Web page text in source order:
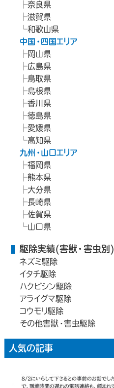
奈良県
滋賀県
和歌山県
中国・四国エリア
岡山県
広島県
鳥取県
島根県
香川県
徳島県
愛媛県
高知県
九州・山口エリア
福岡県
熊本県
大分県
長崎県
佐賀県
山口県
駆除実績(害獣・害虫別)
ネズミ駆除
イタチ駆除
ハクビシン駆除
アライグマ駆除
コウモリ駆除
その他害獣・害虫駆除
人気の記事